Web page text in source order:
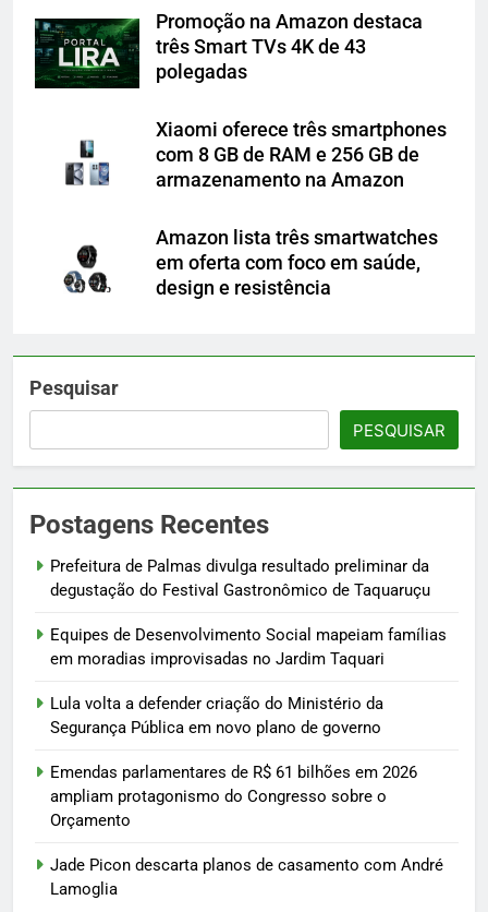
Promoção na Amazon destaca
três Smart TVs 4K de 43
polegadas
Xiaomi oferece três smartphones
com 8 GB de RAM e 256 GB de
armazenamento na Amazon
Amazon lista três smartwatches
em oferta com foco em saúde,
design e resistência
Pesquisar
PESQUISAR
Postagens Recentes
Prefeitura de Palmas divulga resultado preliminar da
degustação do Festival Gastronômico de Taquaruçu
Equipes de Desenvolvimento Social mapeiam famílias
em moradias improvisadas no Jardim Taquari
Lula volta a defender criação do Ministério da
Segurança Pública em novo plano de governo
Emendas parlamentares de R$ 61 bilhões em 2026
ampliam protagonismo do Congresso sobre o
Orçamento
Jade Picon descarta planos de casamento com André
Lamoglia